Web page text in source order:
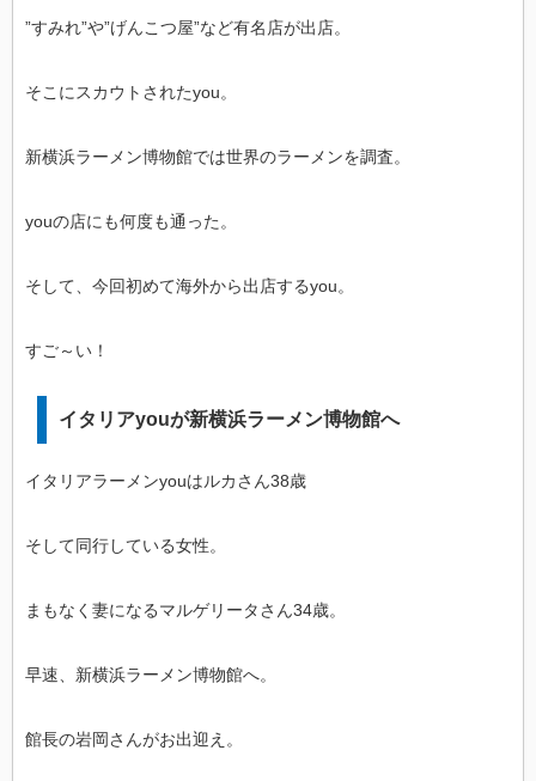
”すみれ”や”げんこつ屋”など有名店が出店。
そこにスカウトされたyou。
新横浜ラーメン博物館では世界のラーメンを調査。
youの店にも何度も通った。
そして、今回初めて海外から出店するyou。
すご～い！
イタリアyouが新横浜ラーメン博物館へ
イタリアラーメンyouはルカさん38歳
そして同行している女性。
まもなく妻になるマルゲリータさん34歳。
早速、新横浜ラーメン博物館へ。
館長の岩岡さんがお出迎え。